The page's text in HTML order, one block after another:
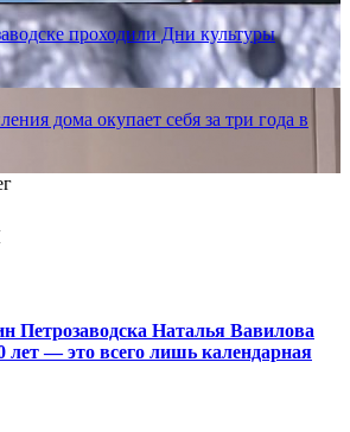
проходили Дни культуры
дома окупает себя за три года в
Петрозаводска Наталья Вавилова
лет — это всего лишь календарная